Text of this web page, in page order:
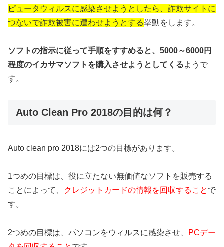
ピュータウィルスに感染させようとしたら、詐欺サイトに
つないで詐欺被害に遭わせようとする挙動をします。
ソフトの指示に従って手順をすすめると、5000～6000円
程度のイカサマソフトを購入させようとしてくるようで
す。
Auto Clean Pro 2018の目的は何？
Auto clean pro 2018には2つの目標があります。
1つめの目標は、役に立たない無価値なソフトを販売する
ことによって、
クレジットカードの情報を回収すること で
す。
2つめの目標は、パソコンをウィルスに感染させ、
PCデー